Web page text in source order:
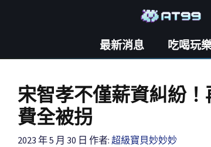
最新消息 吃喝玩
宋智孝不僅薪資糾紛
費全被拐
2023 年 5 月 30 日 作者: 超級寶貝妙妙妙